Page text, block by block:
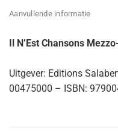
Aanvullende informatie
Il N’Est Chansons
Uitgever: Editions
00475000 – ISBN: